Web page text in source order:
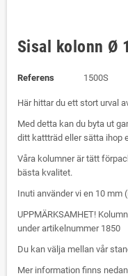
Sisal kolonn Ø
Referens 1500S
Här hittar du ett stort urval
Med detta kan du byta ut
ditt kattträd eller sätta ihop
Våra kolumner är tätt
bästa kvalitet.
Inuti använder vi en 10 mm
UPPMÄRKSAMHET!
under artikelnummer 1850
Du kan välja mellan vår
Mer information finns